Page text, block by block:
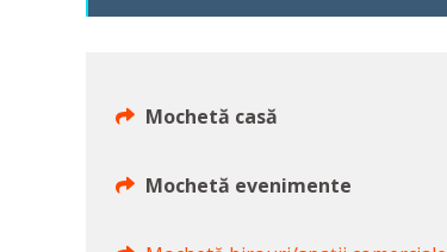
Mochetă casă
Mochetă evenimente